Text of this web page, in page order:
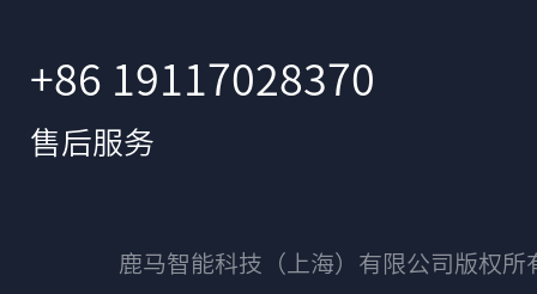
+86 19117028370
售后服务
鹿马智能科技（上海）有限公司版权